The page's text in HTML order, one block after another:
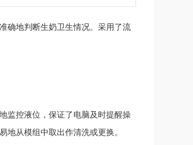
确地判断生奶卫生情况。采用了流
监控液位，保证了电脑及时提醒操
地从模组中取出作清洗或更换。